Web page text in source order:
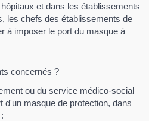
et dans les établissements
les chefs des établissements de
à imposer le port du masque à
concernés ?
ou du service médico-social
d'un masque de protection, dans